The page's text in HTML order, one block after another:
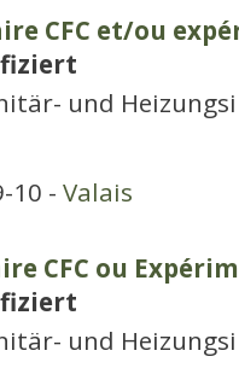
CFC et/ou
und
10 - Valais
CFC ou
und